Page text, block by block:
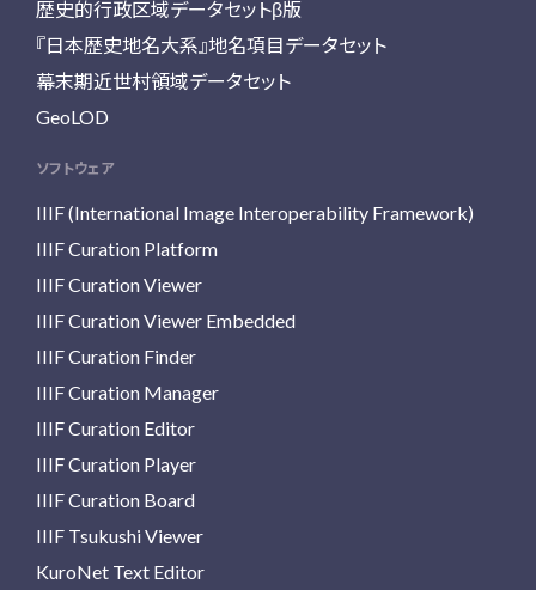
歴史的行政区域データセットβ版
『日本歴史地名大系』地名項目データセット
幕末期近世村領域データセット
GeoLOD
ソフトウェア
IIIF (International Image Interoperability Framework)
IIIF Curation Platform
IIIF Curation Viewer
IIIF Curation Viewer Embedded
IIIF Curation Finder
IIIF Curation Manager
IIIF Curation Editor
IIIF Curation Player
IIIF Curation Board
IIIF Tsukushi Viewer
KuroNet Text Editor